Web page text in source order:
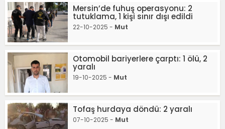
Mersin’de fuhuş operasyonu: 2
tutuklama, 1 kişi sınır dışı edildi
22-10-2025 - Mut
Otomobil bariyerlere çarptı: 1 ölü, 2
yaralı
19-10-2025 - Mut
Tofaş hurdaya döndü: 2 yaralı
07-10-2025 - Mut